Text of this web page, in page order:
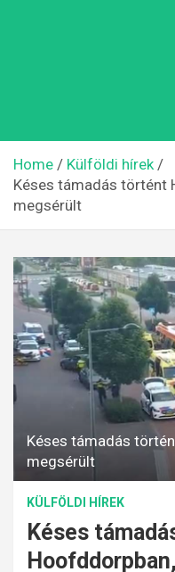
Home
Külföldi hírek
Késes támadás történt
megsérült
Késes támadás
megsérült
KÜLFÖLDI HÍREK
Késes